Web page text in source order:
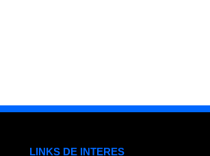
LINKS DE INTERES